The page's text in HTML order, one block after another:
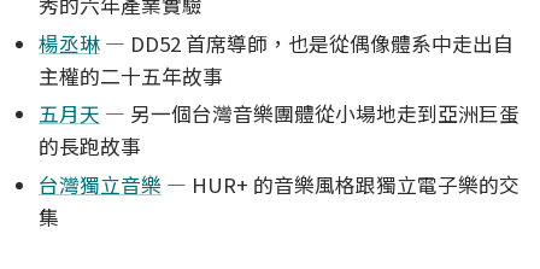
楊丞琳 — DD52 首席導師，也是從偶像體系中走出自
主權的二十五年故事
五月天 — 另一個台灣音樂團體從小場地走到亞洲巨蛋
的長跑故事
台灣獨立音樂 — HUR+ 的音樂風格跟獨立電子樂的交
集